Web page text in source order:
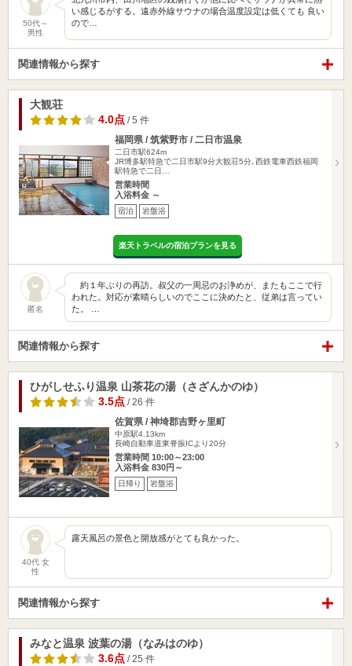
50代～
男性
い感じるがする。遠赤外線サウナの場合温度設定は低くても 良い
ので…
関連情報から探す
大観荘
4.0点 / 5 件
福岡県 / 筑紫野市 / 二日市温泉
二日市駅624m
JR博多駅特急で二日市駅9分大観荘5分､西鉄電車西鉄福岡
駅特急で二日…
営業時間
入浴料金 ～
宿泊 岩盤浴
楽天トラベルの宿泊プランを見る
匿名
約１年ぶりの再訪。叔父の一周忌のお浄めが、またもここで行
われた。対応が素晴らしいのでここに決めたと、従弟は言ってい
た。 …
関連情報から探す
ひがしせふり温泉 山茶花の湯（さざんかのゆ）
3.5点 / 26 件
佐賀県 / 神埼郡吉野ヶ里町
中原駅4.13km
長崎自動車道東脊振ICより20分
営業時間 10:00～23:00
入浴料金 830円～
日帰り 岩盤浴
40代 女
性
露天風呂の景色と開放感がとても良かった。
関連情報から探す
みなと温泉 波葉の湯（なみはのゆ）
3.6点 / 25 件